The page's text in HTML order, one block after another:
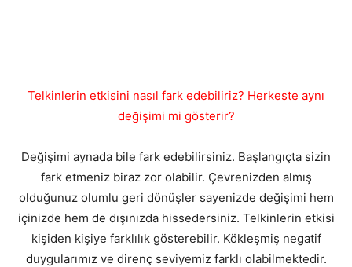
Telkinlerin etkisini nasıl fark edebiliriz? Herkeste aynı
değişimi mi gösterir?
Değişimi aynada bile fark edebilirsiniz. Başlangıçta sizin
fark etmeniz biraz zor olabilir. Çevrenizden almış
olduğunuz olumlu geri dönüşler sayenizde değişimi hem
içinizde hem de dışınızda hissedersiniz. Telkinlerin etkisi
kişiden kişiye farklılık gösterebilir. Kökleşmiş negatif
duygularımız ve direnç seviyemiz farklı olabilmektedir.